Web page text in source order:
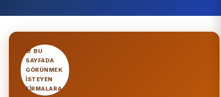
🚨 BU
SAYFADA
GÖRÜNMEK
ISTEYEN
FIRMALARA